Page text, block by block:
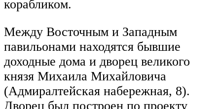
корабликом.
Между Восточным и Западным
павильонами находятся бывшие
доходные дома и дворец великого
князя Михаила Михайловича
(Адмиралтейская набережная, 8).
Дворец был построен по проекту